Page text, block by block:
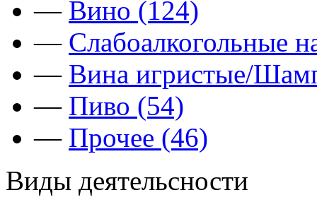
— Вино (124)
— Слабоалкогольные
— Вина игристые/
— Пиво (54)
— Прочее (46)
Виды деятельсности